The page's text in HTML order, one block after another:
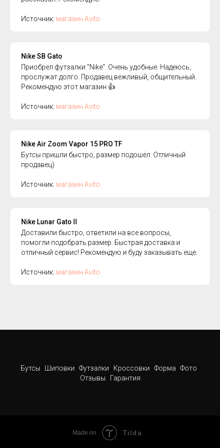
Источник: магазин Avito
Nike SB Gato
Приобрел футзалки "Nike". Очень удобные. Надеюсь,
прослужат долго. Продавец вежливый, общительный.
Рекомендую этот магазин 👍
Источник: магазин Avito
Nike Air Zoom Vapor 15 PRO TF
Бутсы пришли быстро, размер подошёл. Отличный
продавец)
Источник: магазин Avito
Nike Lunar Gato II
Доставили быстро, ответили на все вопросы,
помогли подобрать размер. Быстрая доставка и
отличный сервис! Рекомендую и буду заказывать еще.
Источник: магазин Avito
Бутсы Шиповки Футзалки Кроссовки Форма Фото
Отзывы
Гарантия
Made on Tilda